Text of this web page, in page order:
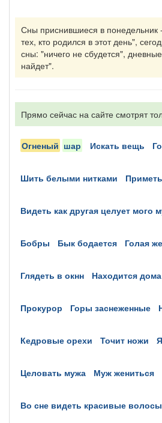
Сны приснившиеся в понедельник
тех, кто родился в этот день",
сны: "ничего не сбудется",
найдет".
Прямо сейчас на сайте смотрят
огненый шар искать вещь
шить белыми нитками
видеть как другая целует мого
бобры бык бодается голая
глядеть в окнн находится
прокурор горы заснеженные
кедровые орехи точит ножи
целовать мужа муж жениться
во сне видеть красивые волосы